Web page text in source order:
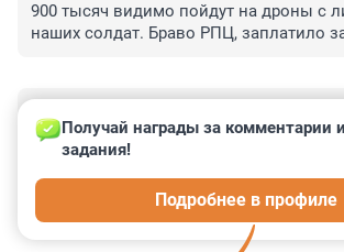
900 тысяч видимо пойдут на дроны с
наших солдат. Браво РПЦ, заплатило
7 августа 2023, 23:02
Откуда у этого "слуги бога" такие
должен быть только крестик
он искренне верит в бога. А в данной
Паша- наместник сатаны.
Получай награды за комментарии
задания!
Подробнее в профиле